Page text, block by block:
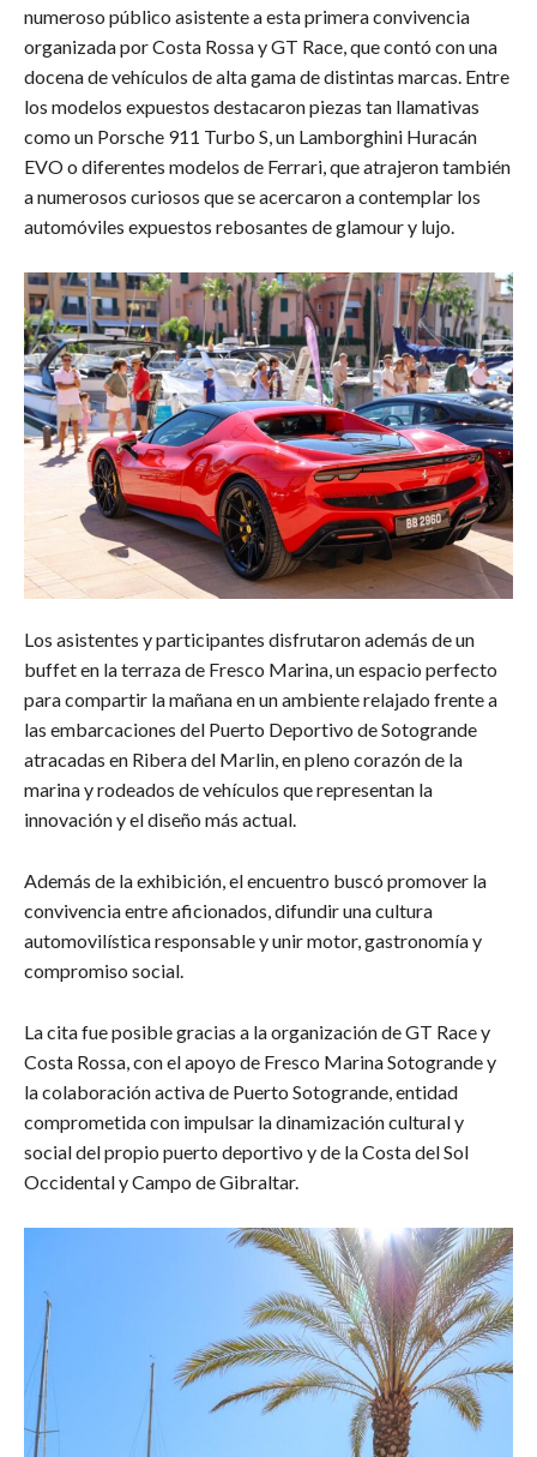
numeroso público asistente a esta primera convivencia
organizada por Costa Rossa y GT Race, que contó con una
docena de vehículos de alta gama de distintas marcas. Entre
los modelos expuestos destacaron piezas tan llamativas
como un Porsche 911 Turbo S, un Lamborghini Huracán
EVO o diferentes modelos de Ferrari, que atrajeron también
a numerosos curiosos que se acercaron a contemplar los
automóviles expuestos rebosantes de glamour y lujo.
Los asistentes y participantes disfrutaron además de un
buffet en la terraza de Fresco Marina, un espacio perfecto
para compartir la mañana en un ambiente relajado frente a
las embarcaciones del Puerto Deportivo de Sotogrande
atracadas en Ribera del Marlin, en pleno corazón de la
marina y rodeados de vehículos que representan la
innovación y el diseño más actual.
Además de la exhibición, el encuentro buscó promover la
convivencia entre aficionados, difundir una cultura
automovilística responsable y unir motor, gastronomía y
compromiso social.
La cita fue posible gracias a la organización de GT Race y
Costa Rossa, con el apoyo de Fresco Marina Sotogrande y
la colaboración activa de Puerto Sotogrande, entidad
comprometida con impulsar la dinamización cultural y
social del propio puerto deportivo y de la Costa del Sol
Occidental y Campo de Gibraltar.